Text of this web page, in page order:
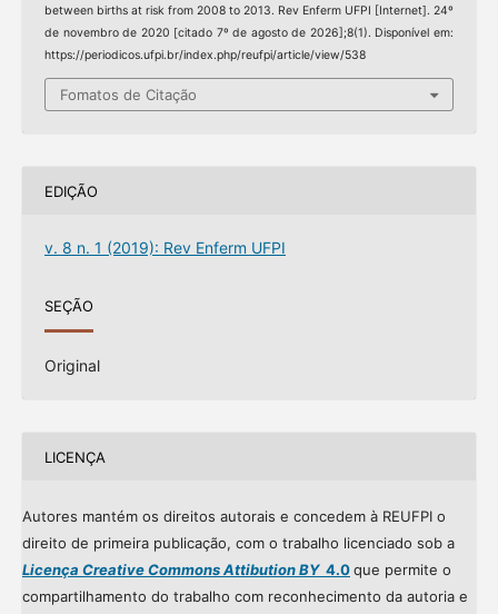
between births at risk from 2008 to 2013. Rev Enferm UFPI [Internet]. 24º
de novembro de 2020 [citado 7º de agosto de 2026];8(1). Disponível em:
https://periodicos.ufpi.br/index.php/reufpi/article/view/538
Fomatos de Citação
EDIÇÃO
v. 8 n. 1 (2019): Rev Enferm UFPI
SEÇÃO
Original
LICENÇA
Autores mantém os direitos autorais e concedem à REUFPI o
direito de primeira publicação, com o trabalho licenciado sob a
Licença Creative Commons Attibution BY4.0que permite o
compartilhamento do trabalho com reconhecimento da autoria e